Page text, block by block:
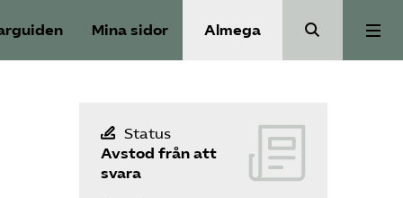
Mina sidor Almega
Valmanifest
Status
Avstod från att
svara